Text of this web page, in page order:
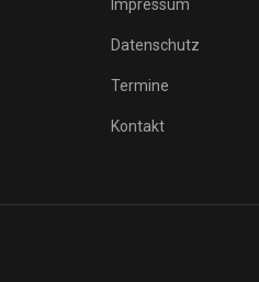
Impressum
Datenschutz
Termine
Kontakt